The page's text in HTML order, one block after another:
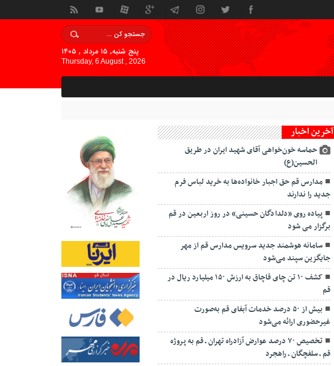
پنج شنبه, ۱۵ مرداد , ۱۴۰۵
Thursday, 6 August , 2026
آخرین اخبار
حماسه خون‌خواهی آقای شهید ایران در طریق
الحسین(ع)
مدارس قم حق اجبار خانواده‌ها به خرید لباس فرم
جدید را ندارند
پیاده روی «دلدادگان حسینی» در روز اربعین در قم
برگزار می شود
سامانه هوشمند جدید سرویس مدارس قم از مهر
جایگزین سپند می‌شود
کشف ۱۰ تن چای قاچاق به ارزش ۱۵۰ میلیارد ریال در
قم
بیش از ۵۰ درصد خدمات آبفای قم به‌صورت
غیرحضوری ارائه می‌شود
تخصیص ۷۰ درصد عوارض آزادراه تهران ـ قم به پروژه
قم ـ سلفچگان ـ راهجرد